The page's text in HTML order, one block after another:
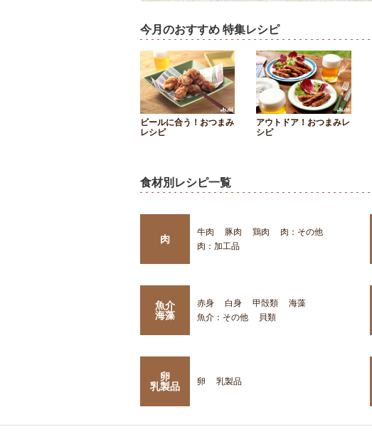
今月のおすすめ 特集レシピ
ビールに合う！おつまみ
レシピ
アウトドア！おつまみレ
シピ
食材別レシピ一覧
肉
牛肉 豚肉 鶏肉
肉：その他
肉：加工品
魚介
海藻
赤身 白身 甲殻類
海藻
魚介：その他
貝類
卵
乳製品
卵 乳製品